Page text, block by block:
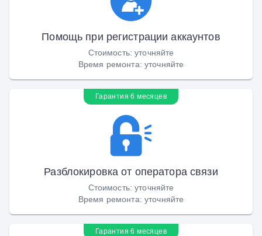
Помощь при регистрации аккаунтов
Стоимость:уточняйте
Время ремонта: уточняйте
Гарантия 6 месяцев
Разблокировка от оператора связи
Стоимость:уточняйте
Время ремонта: уточняйте
Гарантия 6 месяцев